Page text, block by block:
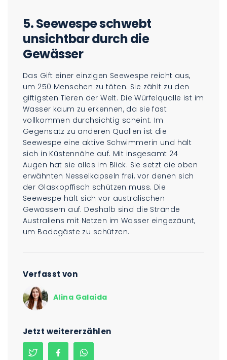
5. Seewespe schwebt
unsichtbar durch die
Gewässer
Das Gift einer einzigen Seewespe reicht aus,
um 250 Menschen zu töten. Sie zählt zu den
giftigsten Tieren der Welt. Die Würfelqualle ist im
Wasser kaum zu erkennen, da sie fast
vollkommen durchsichtig scheint. Im
Gegensatz zu anderen Quallen ist die
Seewespe eine aktive Schwimmerin und hält
sich in Küstennähe auf. Mit insgesamt 24
Augen hat sie alles im Blick. Sie setzt die oben
erwähnten Nesselkapseln frei, vor denen sich
der Glaskopffisch schützen muss. Die
Seewespe hält sich vor australischen
Gewässern auf. Deshalb sind die Strände
Australiens mit Netzen im Wasser eingezäunt,
um Badegäste zu schützen.
Verfasst von
Alina Galaida
Jetzt weitererzählen